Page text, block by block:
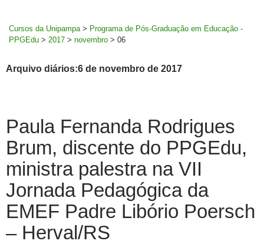
Cursos da Unipampa > Programa de Pós-Graduação em Educação -
PPGEdu > 2017 > novembro > 06
Arquivo diários:6 de novembro de 2017
Paula Fernanda Rodrigues
Brum, discente do PPGEdu,
ministra palestra na VII
Jornada Pedagógica da
EMEF Padre Libório Poersch
– Herval/RS